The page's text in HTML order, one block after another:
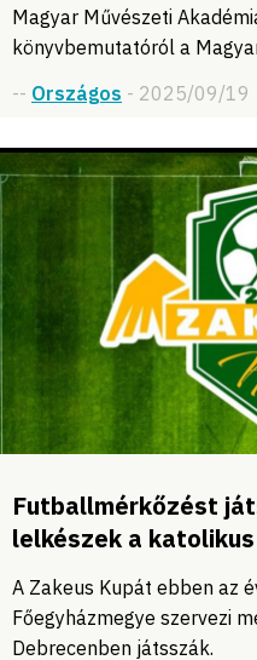
Magyar Művészeti
könyvbemutatóról a
-- Országos - 2025/09/19
Futballmérkőzést
lelkészek a
A Zakeus Kupát ebben az
Főegyházmegye szervezi
Debrecenben játsszák.